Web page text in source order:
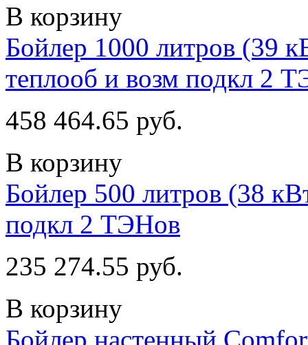
В корзину
Бойлер 1000 литров (39
теплооб и возм подкл 2
458 464.65 руб.
В корзину
Бойлер 500 литров (38
подкл 2 ТЭНов
235 274.55 руб.
В корзину
Бойлер настенный